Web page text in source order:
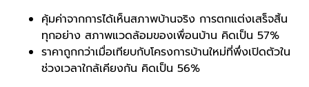
คุ้มค่าจากการได้เห็นสภาพบ้านจริง การตกแต่งเสร็จสิ้น
ทุกอย่าง สภาพแวดล้อมของเพื่อนบ้าน คิดเป็น 57%
ราคาถูกกว่าเมื่อเทียบกับโครงการบ้านใหม่ที่พึ่งเปิดตัวใน
ช่วงเวลาใกล้เคียงกัน คิดเป็น 56%